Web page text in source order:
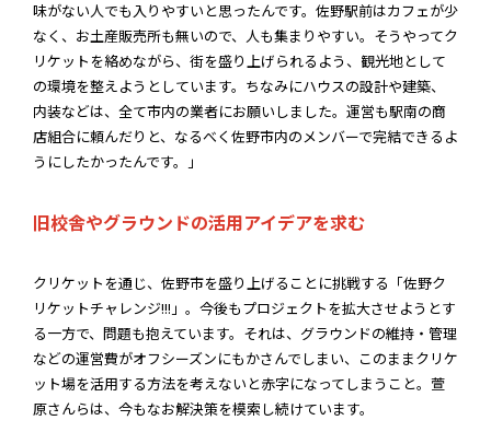
味がない人でも入りやすいと思ったんです。佐野駅前はカフェが少
なく、お土産販売所も無いので、人も集まりやすい。そうやってク
リケットを絡めながら、街を盛り上げられるよう、観光地として
の環境を整えようとしています。ちなみにハウスの設計や建築、
内装などは、全て市内の業者にお願いしました。運営も駅南の商
店組合に頼んだりと、なるべく佐野市内のメンバーで完結できるよ
うにしたかったんです。」
旧校舎やグラウンドの活用アイデアを求む
クリケットを通じ、佐野市を盛り上げることに挑戦する「佐野ク
リケットチャレンジ!!!」。今後もプロジェクトを拡大させようとす
る一方で、問題も抱えています。それは、グラウンドの維持・管理
などの運営費がオフシーズンにもかさんでしまい、このままクリケ
ット場を活用する方法を考えないと赤字になってしまうこと。萱
原さんらは、今もなお解決策を模索し続けています。